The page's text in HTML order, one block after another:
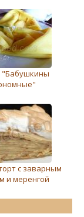
"Бабушкины
с заварным
и меренгой